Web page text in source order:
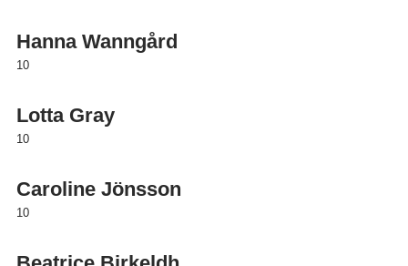
Hanna Wanngård
10
Lotta Gray
10
Caroline Jönsson
10